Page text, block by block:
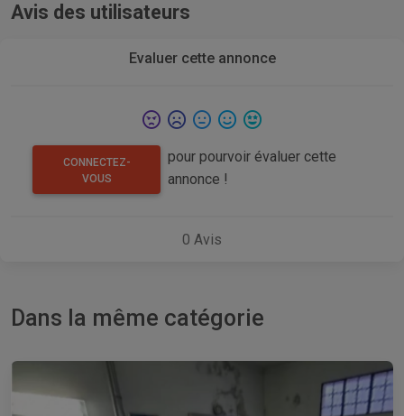
Avis des utilisateurs
Evaluer cette annonce
CONNECTEZ-
VOUS
pour pourvoir évaluer cette
annonce !
0 Avis
Dans la même catégorie